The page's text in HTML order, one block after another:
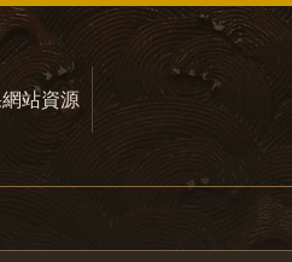
站資源